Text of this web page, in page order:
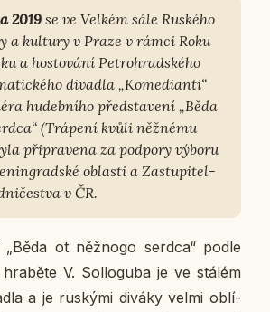
2019 se ve Velkém sále Rus­ké­ho
a kul­tu­ry v Praze v rámci Roku
a hos­to­vá­ní Pe­t­ro­hrad­ské­ho
di­va­dla „Ko­me­di­an­ti“
hu­deb­ní­ho před­sta­ve­ní „Běda
(Trá­pe­ní kvůli něž­né­mu
při­pra­ve­na za pod­po­ry výboru
ob­las­ti a Za­stu­pi­tel­
v ČR.
„Běda ot něž­no­go serdca“ podle
V. Sollo­gu­ba je ve stálém
a je rus­ký­mi diváky velmi ob­lí­